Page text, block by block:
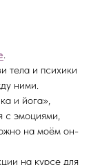
.
тела и психики
ними.
и йога»,
с эмоциями,
на моём он-
на курсе для